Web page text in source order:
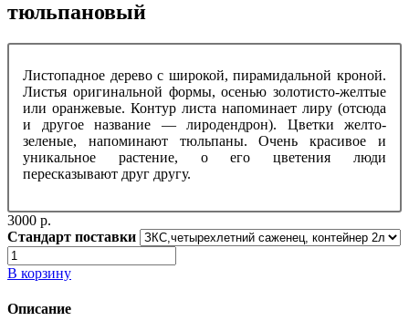
тюльпановый
Листопадное дерево с широкой, пирамидальной кроной.
Листья оригинальной формы, осенью золотисто-желтые
или оранжевые. Контур листа напоминает лиру (отсюда
и другое название — лиродендрон). Цветки желто-
зеленые, напоминают тюльпаны. Очень красивое и
уникальное растение, о его цветения люди
пересказывают друг другу.
3000 p.
Стандарт поставки
В корзину
Описание